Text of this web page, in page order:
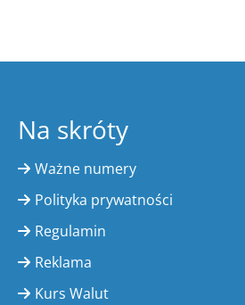
Na skróty
Ważne numery
Polityka prywatności
Regulamin
Reklama
Kurs Walut